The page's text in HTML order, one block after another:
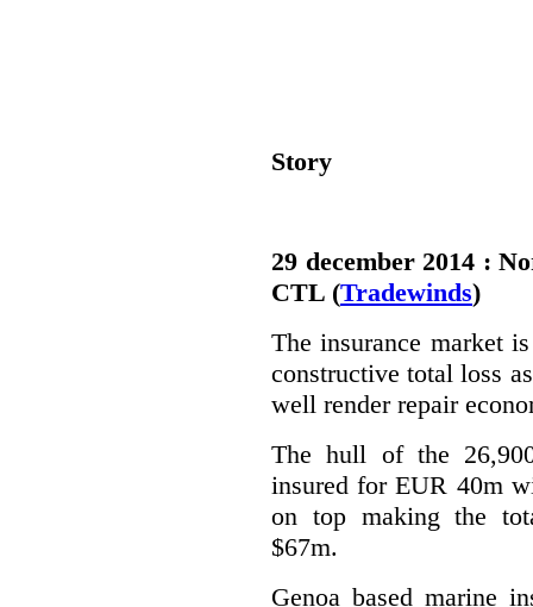
Story
29 december 2014 :
CTL (Tradewinds)
The insurance market
constructive total loss
well render repair
The hull of the
insured for EUR 40m
on top making the
$67m.
Genoa based marine